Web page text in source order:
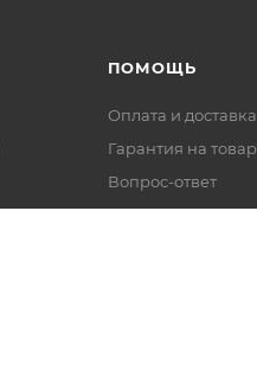
ПОМОЩЬ
Оплата и доставка
Гарантия на товар
Вопрос-ответ
Политика